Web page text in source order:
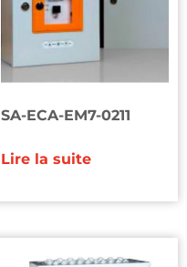
SA-ECA-EM7-0211
Lire la suite